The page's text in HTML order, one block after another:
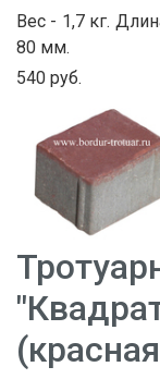
Вес - 1,7 кг.
80 мм.
540 руб.